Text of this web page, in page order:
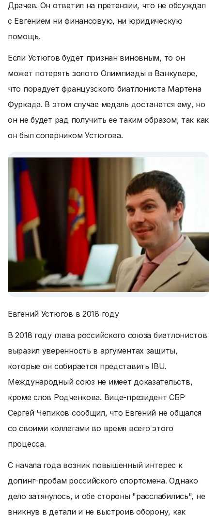
Драчев. Он ответил на претензии, что не обсуждал
с Евгением ни финансовую, ни юридическую
помощь.
Если Устюгов будет признан виновным, то он
может потерять золото Олимпиады в Ванкувере,
что порадует французского биатлониста Мартена
Фуркада. В этом случае медаль достанется ему, но
он не будет рад получить ее таким образом, так как
он был соперником Устюгова.
Евгений Устюгов в 2018 году
В 2018 году глава российского союза биатлонистов
выразил уверенность в аргументах защиты,
которые он собирается представить IBU.
Международный союз не имеет доказательств,
кроме слов Родченкова. Вице-президент СБР
Сергей Чепиков сообщил, что Евгений не общался
со своими коллегами во время всего этого
процесса.
С начала года возник повышенный интерес к
допинг-пробам российского спортсмена. Однако
дело затянулось, и обе стороны "расслабились", не
вникнув в детали и не выстроив оборону, как